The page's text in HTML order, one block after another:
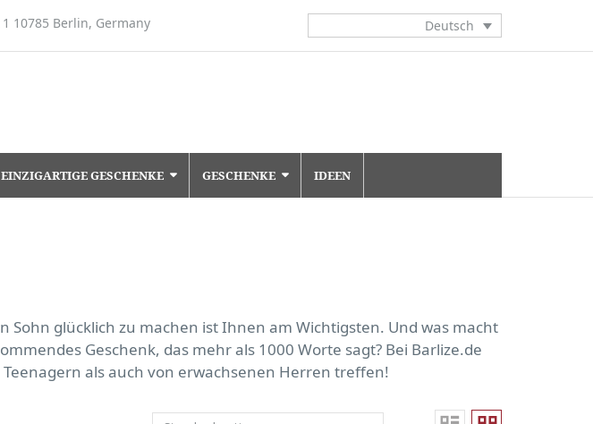
10785 Berlin, Germany Deutsch
EINZIGARTIGE GESCHENKE GESCHENKE IDEEN
Sohn glücklich zu machen ist Ihnen am Wichtigsten. Und was macht
Geschenk, das mehr als 1000 Worte sagt? Bei Barlize.de
als auch von erwachsenen Herren treffen!